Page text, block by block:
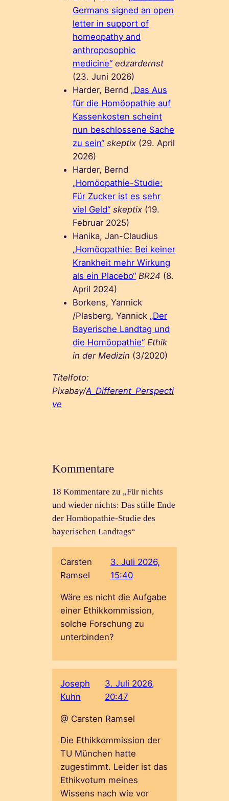
Germans signed an open
letter in support of
homeopathy and
anthroposophic
medicine“ edzardernst
(23. Juni 2026)
Harder, Bernd „Das Aus
für die Homöopathie auf
Kassenkosten scheint
nun beschlossene Sache
zu sein“ skeptix (29. April
2026)
Harder, Bernd
„Homöopathie-Studie:
Für Zucker ist es sehr
viel Geld“ skeptix (19.
Februar 2025)
Hanika, Jan-Claudius
„Homöopathie: Bei keiner
Krankheit mehr Wirkung
als ein Placebo“ BR24 (8.
April 2024)
Borkens, Yannick
/Plasberg, Yannick „Der
Bayerische Landtag und
die Homöopathie“ Ethik
in der Medizin (3/2020)
Titelfoto:
Pixabay/A_Different_Perspecti
ve
Kommentare
18 Kommentare zu „Für nichts
und wieder nichts: Das stille Ende
der Homöopathie-Studie des
bayerischen Landtags“
Carsten
Ramsel
3. Juli 2026,
15:40
Wäre es nicht die Aufgabe
einer Ethikkommission,
solche Forschung zu
unterbinden?
Joseph
Kuhn
3. Juli 2026,
20:47
@ Carsten Ramsel
Die Ethikkommission der
TU München hatte
zugestimmt. Leider ist das
Ethikvotum meines
Wissens nach wie vor